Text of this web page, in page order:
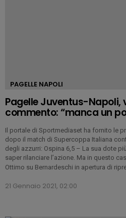
PAGELLE NAPOLI
Pagelle Juventus-Napoli,
commento: “manca un
Il portale di Sportmediaset ha fornito le
dopo il match di Supercoppa Italiana
degli azzurri: Ospina 6,5 – La sua dote
saper rilanciare l’azione. Ma in questo
Ottimo su Bernardeschi in apertura di
21 Gennaio 2021, 02:00